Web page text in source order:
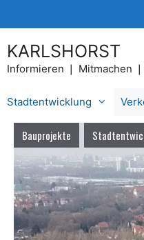
KARLSHORST
Informieren ❘ Mitmachen
Stadtentwicklung
Bauprojekte